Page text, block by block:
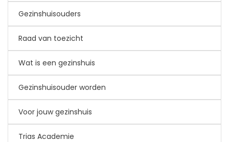
Gezinshuisouders
Raad van toezicht
Wat is een gezinshuis
Gezinshuisouder worden
Voor jouw gezinshuis
Trias Academie